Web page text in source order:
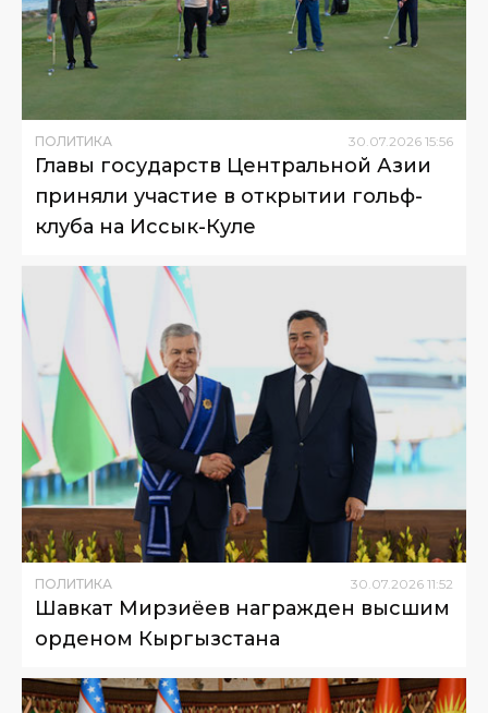
ПОЛИТИКА 30.07.2026 15:56
Главы государств Центральной Азии
приняли участие в открытии гольф-
клуба на Иссык-Куле
ПОЛИТИКА 30.07.2026 11:52
Шавкат Мирзиёев награжден высшим
орденом Кыргызстана